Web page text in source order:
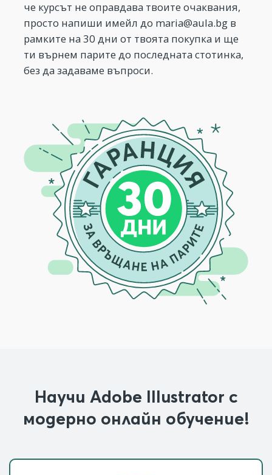
че курсът не оправдава твоите очаквания,
просто напиши имейл до maria@aula.bg в
рамките на 30 дни от твоята покупка и ще
ти върнем парите до последната стотинка,
без да задаваме въпроси.
Научи Adobe Illustrator с
модерно онлайн обучение!